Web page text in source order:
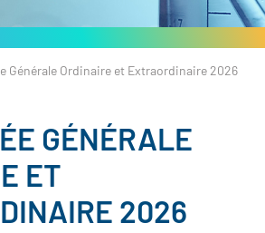
Générale Ordinaire et Extraordinaire 2026
GÉNÉRALE
ET
2026